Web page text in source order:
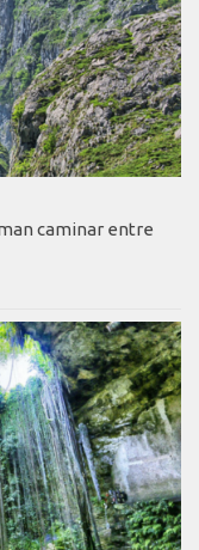
caminar entre